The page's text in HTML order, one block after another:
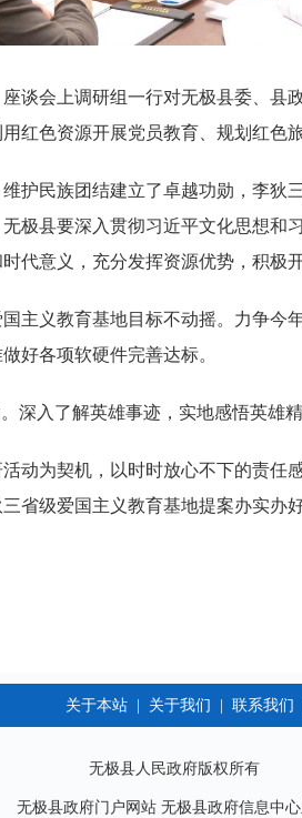
谈会上调研组一行对无极县委、
红色资源开展党员教育、规划红色
护民族团结建立了卓越功勋，李
极县要深入贯彻习近平文化思想
代意义，充分发挥资源优势，积极
主义教育基地目标不动摇。力争
好各项软硬件完善达标。
深入了解英雄事迹，实地感悟英雄
动为契机，以时时放心不下的责
省级爱国主义教育基地提案办实